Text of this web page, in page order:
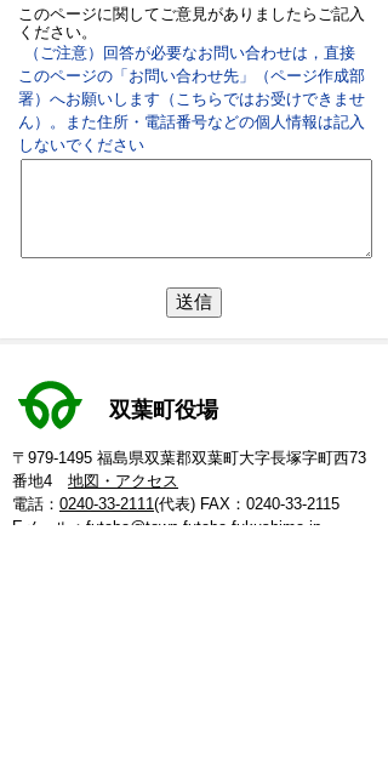
このページに関してご意見がありましたらご記入
ください。
（ご注意）回答が必要なお問い合わせは，直接
このページの「お問い合わせ先」（ページ作成部
署）へお願いします（こちらではお受けできませ
ん）。また住所・電話番号などの個人情報は記入
しないでください
双葉町役場
〒979-1495 福島県双葉郡双葉町大字長塚字町西73
番地4 地図・アクセス
電話： 0240-33-2111(代表) FAX：0240-33-2115
Eメール： futaba@town.futaba.fukushima.jp